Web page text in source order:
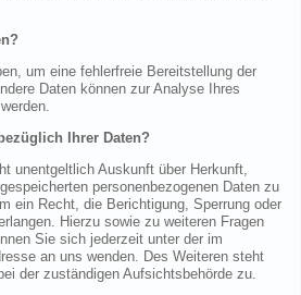
um eine fehlerfreie Bereitstellung der
Daten können zur Analyse Ihres
Ihrer Daten?
unentgeltlich Auskunft über Herkunft,
personenbezogenen Daten zu
ein Recht, die Berichtigung, Sperrung oder
Hierzu sowie zu weiteren Fragen
Sie sich jederzeit unter der im
an uns wenden. Des Weiteren steht
der zuständigen Aufsichtsbehörde zu.